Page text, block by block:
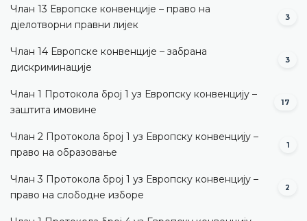
Члан 13 Европске конвенције – право на
дјелотворни правни лијек
3
Члан 14 Европске конвенције – забрана
дискриминације
3
Члан 1 Протокола број 1 уз Европску конвенцију –
заштита имовине
17
Члан 2 Протокола број 1 уз Европску конвенцију –
право на образовање
1
Члан 3 Протокола број 1 уз Европску конвенцију –
право на слободне изборе
2